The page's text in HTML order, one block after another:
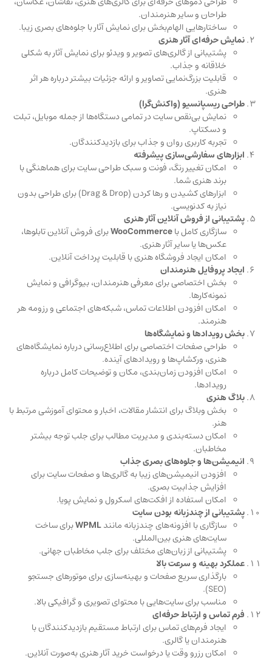
طراحان و سایر هنرمندان.
ساختارهایی الهام‌بخش برای نمایش آثار با جلوه‌های بصری زیبا.
نمایش حرفه‌ای آثار هنری
پشتیبانی از گالری‌های تصویر و ویدئو برای نمایش آثار به شکلی
خلاقانه و جذاب.
قابلیت بزرگ‌نمایی تصاویر و ارائه جزئیات بیشتر درباره هر اثر
هنری.
طراحی ریسپانسیو (واکنش‌گرا)
نمایش بی‌نقص سایت در تمامی دستگاه‌ها از جمله موبایل، تبلت
و دسکتاپ.
تجربه کاربری روان و جذاب برای بازدیدکنندگان.
ابزارهای سفارشی‌سازی پیشرفته
امکان تغییر رنگ، فونت و سبک طراحی سایت برای هماهنگی با
برند هنری شما.
ابزارهای کشیدن و رها کردن (Drag & Drop) برای طراحی بدون
نیاز به کدنویسی.
پشتیبانی از فروش آنلاین آثار هنری
سازگاری کامل باWooCommerceبرای فروش آنلاین تابلوها،
عکس‌ها یا سایر آثار هنری.
امکان ایجاد فروشگاه هنری با قابلیت پرداخت آنلاین.
ایجاد پروفایل هنرمندان
بخش اختصاصی برای معرفی هنرمندان، بیوگرافی و نمایش
نمونه‌کارها.
امکان افزودن اطلاعات تماس، شبکه‌های اجتماعی و رزومه هر
هنرمند.
بخش رویدادها و نمایشگاه‌ها
طراحی صفحات اختصاصی برای اطلاع‌رسانی درباره نمایشگاه‌های
هنری، ورکشاپ‌ها و رویدادهای آینده.
امکان افزودن زمان‌بندی، مکان و توضیحات کامل درباره
رویدادها.
بلاگ هنری
بخش وبلاگ برای انتشار مقالات، اخبار و محتوای آموزشی مرتبط با
هنر.
امکان دسته‌بندی و مدیریت مطالب برای جلب توجه بیشتر
مخاطبان.
انیمیشن‌ها و جلوه‌های بصری جذاب
افزودن انیمیشن‌های زیبا به گالری‌ها و صفحات سایت برای
افزایش جذابیت بصری.
امکان استفاده از افکت‌های اسکرول و نمایش پویا.
پشتیبانی از چندزبانه بودن سایت
سازگاری با افزونه‌های چندزبانه مانندWPMLبرای ساخت
سایت‌های هنری بین‌المللی.
پشتیبانی از زبان‌های مختلف برای جلب مخاطبان جهانی.
عملکرد بهینه و سرعت بالا
بارگذاری سریع صفحات و بهینه‌سازی برای موتورهای جستجو
(SEO).
مناسب برای سایت‌هایی با محتوای تصویری و گرافیکی بالا.
فرم تماس و ارتباط حرفه‌ای
ایجاد فرم‌های تماس برای ارتباط مستقیم بازدیدکنندگان با
هنرمندان یا گالری.
امکان رزرو وقت یا درخواست خرید آثار هنری به‌صورت آنلاین.